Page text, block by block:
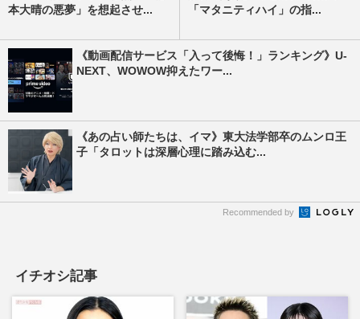
本大晴の悪夢」を想起させ...
「マタニティハイ」の指...
《動画配信サービス「入って後悔！」ランキング》U-
NEXT、WOWOW抑えたワー...
《あの占い師たちは、イマ》東大法学部卒のムンロ王
子「タロットは深層心理に踏み込む...
Recommended by
イチオシ記事